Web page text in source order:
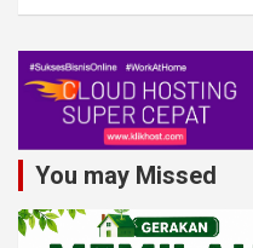
You may Missed